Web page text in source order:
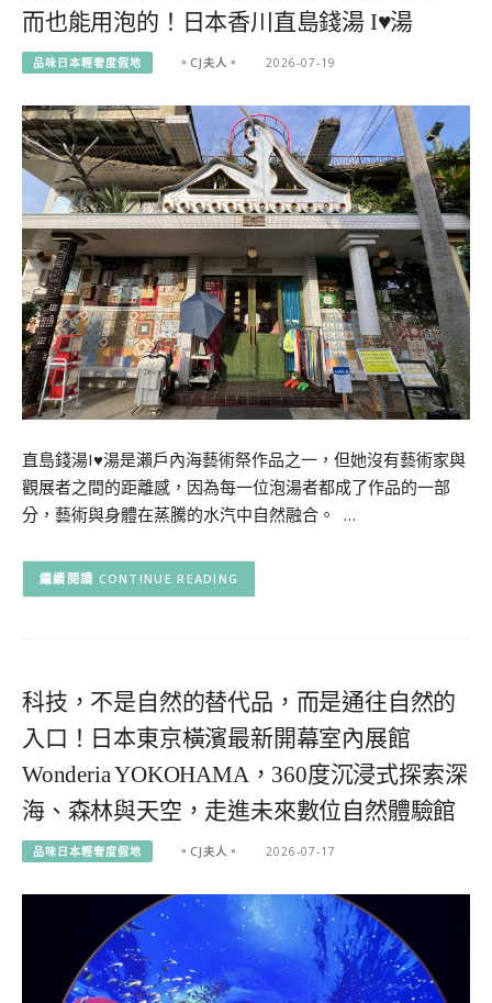
而也能用泡的！日本香川直島錢湯 I♥湯
品味日本輕奢度假地 。CJ夫人。 2026-07-19
直島錢湯I♥湯是瀨戶內海藝術祭作品之一，但她沒有藝術家與
觀展者之間的距離感，因為每一位泡湯者都成了作品的一部
分，藝術與身體在蒸騰的水汽中自然融合。 …
CONTINUE READING
科技，不是自然的替代品，而是通往自然的
入口！日本東京橫濱最新開幕室內展館
Wonderia YOKOHAMA，360度沉浸式探索深
海、森林與天空，走進未來數位自然體驗館
品味日本輕奢度假地 。CJ夫人。 2026-07-17